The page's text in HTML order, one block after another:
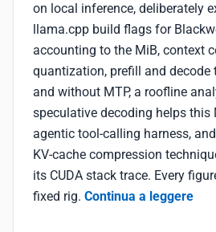
on local inference, deliberately
llama.cpp build flags for
accounting to the MiB, context
quantization, prefill and decode
and without MTP, a roofline
speculative decoding helps this
agentic tool-calling harness,
KV-cache compression
its CUDA stack trace. Every
fixed rig. Continua a leggere